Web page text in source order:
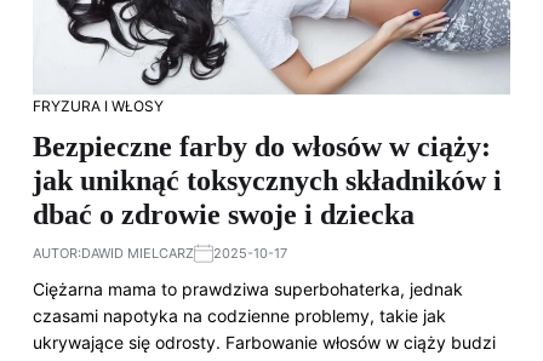
FRYZURA I WŁOSY
Bezpieczne farby do włosów w ciąży:
jak uniknąć toksycznych składników i
dbać o zdrowie swoje i dziecka
AUTOR:DAWID MIELCARZ 2025-10-17
Ciężarna mama to prawdziwa superbohaterka, jednak
czasami napotyka na codzienne problemy, takie jak
ukrywające się odrosty. Farbowanie włosów w ciąży budzi